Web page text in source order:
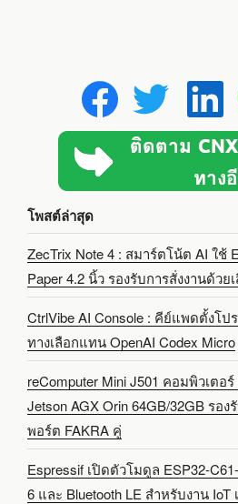
โพสต์ล่าสุด
ZecTrix Note 4 : สมาร์ตโน้ต AI ใช้
Paper 4.2 นิ้ว รองรับการสั่งงานด้วย
CtrlVibe AI Console : คีย์แพดตั้งโ
ทางเลือกแทน OpenAI Codex Micro
reComputer Mini J501 คอมพิวเตอ
Jetson AGX Orin 64GB/32GB รอ
พอร์ต FAKRA คู่
Espressif เปิดตัวโมดูล ESP32-
6 และ Bluetooth LE สำหรับงาน IoT